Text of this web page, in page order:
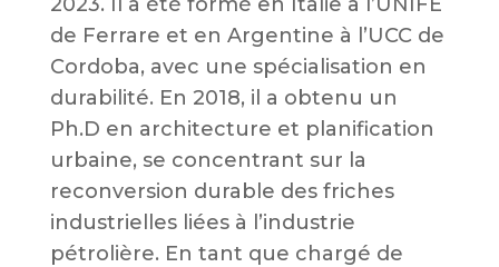
de Ferrare et en Argentine à l’UCC de
Cordoba, avec une spécialisation en
durabilité. En 2018, il a obtenu un
Ph.D en architecture et planification
urbaine, se concentrant sur la
reconversion durable des friches
industrielles liées à l’industrie
pétrolière. En tant que chargé de